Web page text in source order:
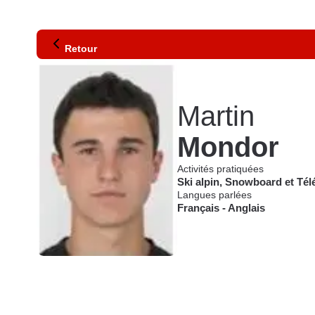
Retour
Martin
Mondor
Activités pratiquées
Ski alpin, Snowboard et
Langues parlées
Français -Anglais